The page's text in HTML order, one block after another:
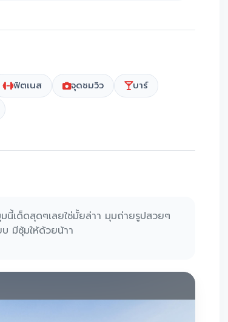
ฟิตเนส จุดชมวิว
บาร์
นี้เด็ดสุดๆเลยใช่มั้ยล่าา มุมถ่ายรูปสวยๆ
บ มีซุ้มให้ด้วยน้าา